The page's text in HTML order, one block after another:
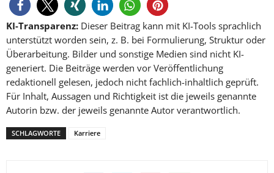
KI-Transparenz: Dieser Beitrag kann mit KI-Tools sprachlich
unterstützt worden sein, z. B. bei Formulierung, Struktur oder
Überarbeitung. Bilder und sonstige Medien sind nicht KI-
generiert. Die Beiträge werden vor Veröffentlichung
redaktionell gelesen, jedoch nicht fachlich-inhaltlich geprüft.
Für Inhalt, Aussagen und Richtigkeit ist die jeweils genannte
Autorin bzw. der jeweils genannte Autor verantwortlich.
SCHLAGWORTE Karriere